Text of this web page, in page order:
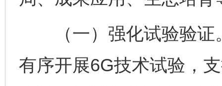
（一）强化试验验证
有序开展6G技术试验，